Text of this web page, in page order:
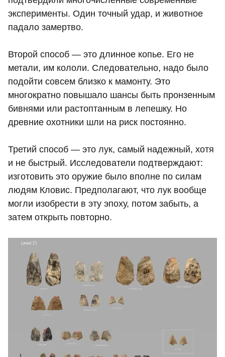
эксперименты. Один точный удар, и животное
падало замертво.
Второй способ — это длинное копье. Его не
метали, им кололи. Следовательно, надо было
подойти совсем близко к мамонту. Это
многократно повышало шансы быть пронзенным
бивнями или растоптанным в лепешку. Но
древние охотники шли на риск постоянно.
Третий способ — это лук, самый надежный, хотя
и не быстрый. Исследователи подтверждают:
изготовить это оружие было вполне по силам
людям Кловис. Предполагают, что лук вообще
могли изобрести в эту эпоху, потом забыть, а
затем открыть повторно.